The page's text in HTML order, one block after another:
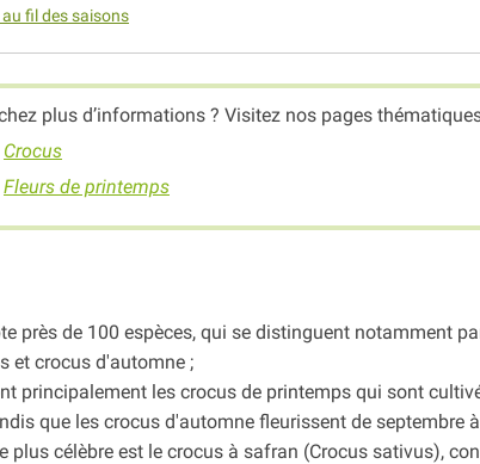
fil des saisons
plus d’informations ? Visitez nos pages
Crocus
Fleurs de printemps
près de 100 espèces, qui se distinguent notamment
et crocus d'automne ;
principalement les crocus de printemps qui sont
que les crocus d'automne fleurissent de septembre
plus célèbre est le crocus à safran (Crocus sativus),